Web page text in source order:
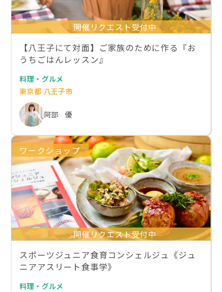
開催リクエスト受付中
【八王子にて対面】ご家族のために作る『お
うちごはんレッスン』
料理・グルメ
東京都 八王子市
阿部 優
ワークショップ
開催リクエスト受付中
スポーツジュニア食育コンシェルジュ《ジュ
ニアアスリート食事学》
料理・グルメ